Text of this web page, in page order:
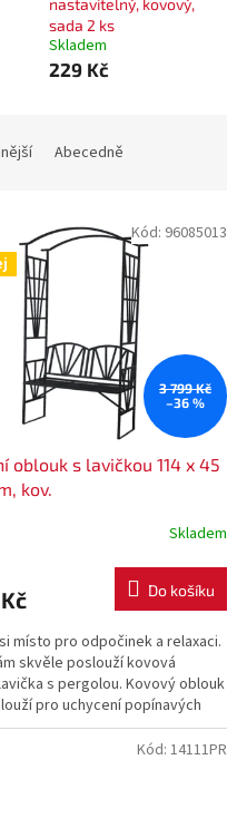
nastavitelný, kovový,
sada 2 ks
Skladem
229 Kč
Abecedně
3 799 Kč
–36 %
oblouk s lavičkou 114 x 45
kov.
Skladem
Do košíku
místo pro odpočinek a relaxaci.
skvěle poslouží kovová
s pergolou. Kovový oblouk
pro uchycení popínavých
Kód: 96085013
Kód: 14111PR